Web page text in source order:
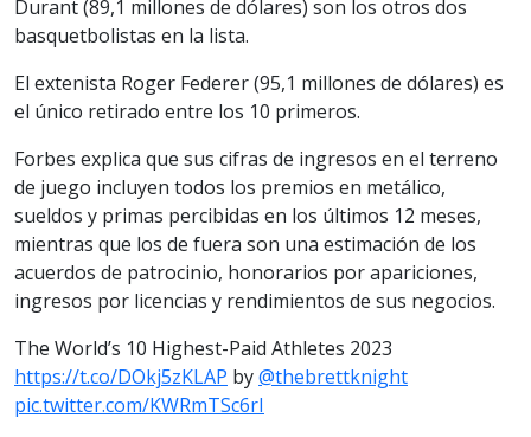
Durant (89,1 millones de dólares) son los otros dos
basquetbolistas en la lista.
El extenista Roger Federer (95,1 millones de dólares) es
el único retirado entre los 10 primeros.
Forbes explica que sus cifras de ingresos en el terreno
de juego incluyen todos los premios en metálico,
sueldos y primas percibidas en los últimos 12 meses,
mientras que los de fuera son una estimación de los
acuerdos de patrocinio, honorarios por apariciones,
ingresos por licencias y rendimientos de sus negocios.
The World’s 10 Highest-Paid Athletes 2023
https://t.co/DOkj5zKLAP by@thebrettknight
pic.twitter.com/KWRmTSc6rI